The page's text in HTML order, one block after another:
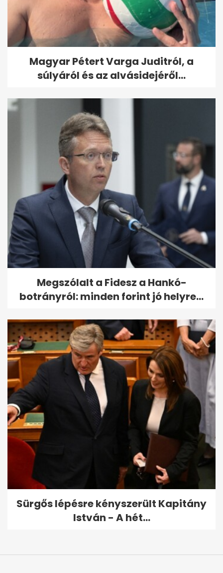
Magyar Pétert Varga Juditról, a
súlyáról és az alvásidejéről...
Megszólalt a Fidesz a Hankó-
botrányról: minden forint jó helyre...
Sürgős lépésre kényszerült Kapitány
István - A hét...